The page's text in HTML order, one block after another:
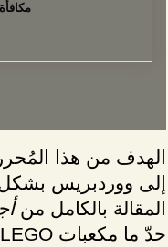
الهدف من هذا
إلى ووردبريس
المقالة بالكامل من